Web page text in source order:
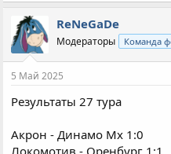
ReNeGaDe
Модераторы Команда
5 Май 2025
Результаты 27 тура
Акрон - Динамо Мх 1:0
Локомотив - Оренбург 1:1